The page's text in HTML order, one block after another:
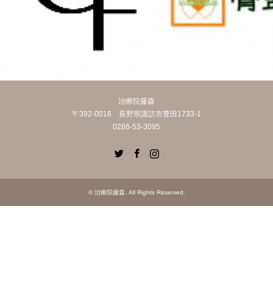
治療院藤森
〒392-0016 長野県諏訪市豊田1733-1
0266-53-3095
©治療院藤森 . All Rights Reserved.